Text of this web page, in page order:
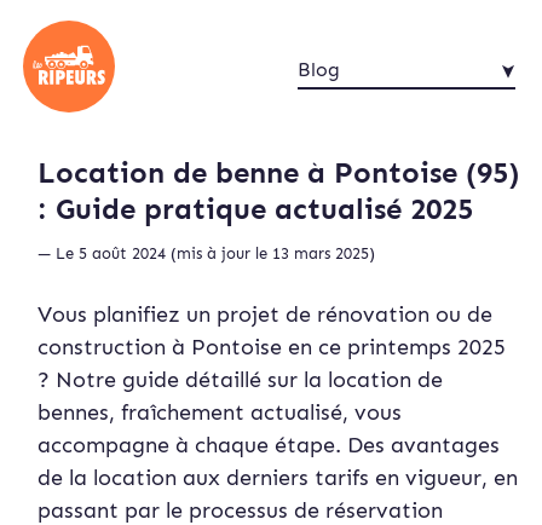
Blog
Location de benne à Pontoise (95)
: Guide pratique actualisé 2025
— Le 5 août 2024 (mis à jour le 13 mars 2025)
Vous planifiez un projet de rénovation ou de
construction à Pontoise en ce printemps 2025
? Notre guide détaillé sur la location de
bennes, fraîchement actualisé, vous
accompagne à chaque étape. Des avantages
de la location aux derniers tarifs en vigueur, en
passant par le processus de réservation